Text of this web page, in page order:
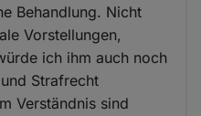
Behandlung. Nicht
Vorstellungen,
ich ihm auch noch
Strafrecht
Verständnis sind